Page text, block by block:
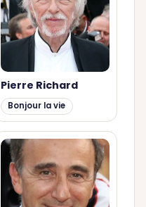
Pierre Richard
Bonjour la vie